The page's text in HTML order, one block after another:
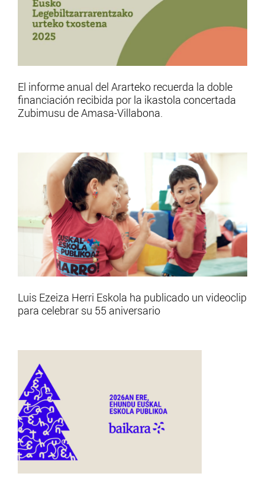
El informe anual del Ararteko recuerda la doble
financiación recibida por la ikastola concertada
Zubimusu de Amasa-Villabona.
Luis Ezeiza Herri Eskola ha publicado un videoclip
para celebrar su 55 aniversario